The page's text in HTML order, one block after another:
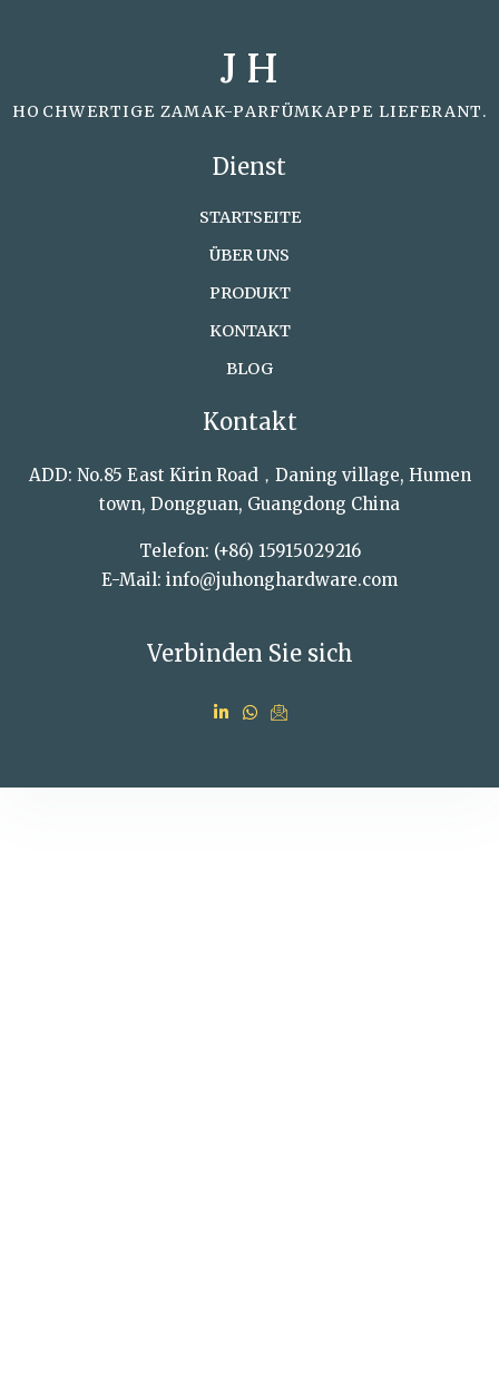
J H
HOCHWERTIGE ZAMAK-PARFÜMKAPPE LIEFERANT.
Dienst
STARTSEITE
ÜBER UNS
PRODUKT
KONTAKT
BLOG
Kontakt
ADD: No.85 East Kirin Road，Daning village, Humen
town, Dongguan, Guangdong China
Telefon: (+86) 15915029216
E-Mail: info@juhonghardware.com
Verbinden Sie sich